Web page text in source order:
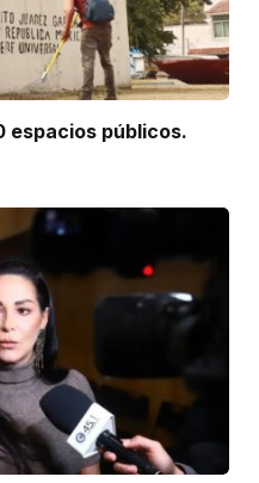
espacios públicos.